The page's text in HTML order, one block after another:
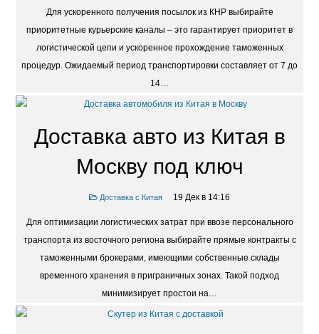
Для ускоренного получения посылок из КНР выбирайте
приоритетные курьерские каналы – это гарантирует приоритет в
логистической цепи и ускоренное прохождение таможенных
процедур. Ожидаемый период транспортировки составляет от 7 до
14…
Доставка авто из Китая в
Москву под ключ
Доставка с Китая 19 Дек в 14:16
Для оптимизации логистических затрат при ввозе персонального
транспорта из восточного региона выбирайте прямые контракты с
таможенными брокерами, имеющими собственные склады
временного хранения в приграничных зонах. Такой подход
минимизирует простои на…